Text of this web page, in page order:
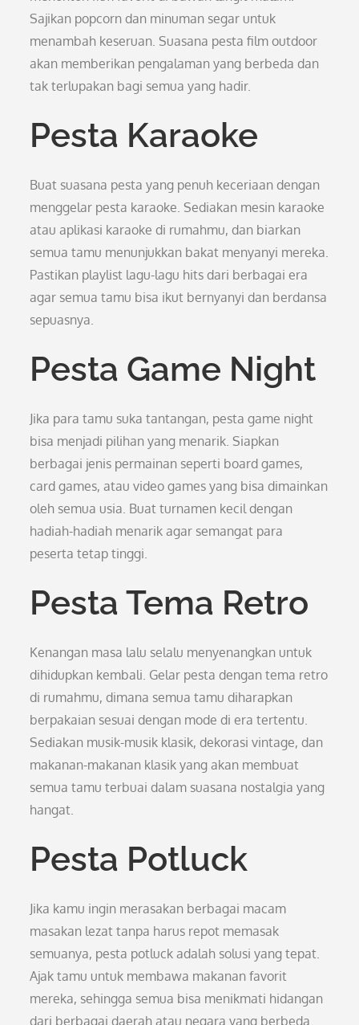
Sajikan popcorn dan minuman segar untuk
menambah keseruan. Suasana pesta film outdoor
akan memberikan pengalaman yang berbeda dan
tak terlupakan bagi semua yang hadir.
Pesta Karaoke
Buat suasana pesta yang penuh keceriaan dengan
menggelar pesta karaoke. Sediakan mesin karaoke
atau aplikasi karaoke di rumahmu, dan biarkan
semua tamu menunjukkan bakat menyanyi mereka.
Pastikan playlist lagu-lagu hits dari berbagai era
agar semua tamu bisa ikut bernyanyi dan berdansa
sepuasnya.
Pesta Game Night
Jika para tamu suka tantangan, pesta game night
bisa menjadi pilihan yang menarik. Siapkan
berbagai jenis permainan seperti board games,
card games, atau video games yang bisa dimainkan
oleh semua usia. Buat turnamen kecil dengan
hadiah-hadiah menarik agar semangat para
peserta tetap tinggi.
Pesta Tema Retro
Kenangan masa lalu selalu menyenangkan untuk
dihidupkan kembali. Gelar pesta dengan tema retro
di rumahmu, dimana semua tamu diharapkan
berpakaian sesuai dengan mode di era tertentu.
Sediakan musik-musik klasik, dekorasi vintage, dan
makanan-makanan klasik yang akan membuat
semua tamu terbuai dalam suasana nostalgia yang
hangat.
Pesta Potluck
Jika kamu ingin merasakan berbagai macam
masakan lezat tanpa harus repot memasak
semuanya, pesta potluck adalah solusi yang tepat.
Ajak tamu untuk membawa makanan favorit
mereka, sehingga semua bisa menikmati hidangan
dari berbagai daerah atau negara yang berbeda.